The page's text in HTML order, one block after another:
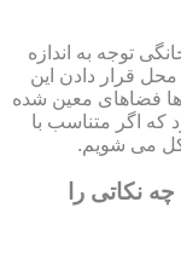
توجه به اندازه
قرار دادن این
ها فضاهای معین شده
که اگر متناسب با
می شویم.
نکاتی را